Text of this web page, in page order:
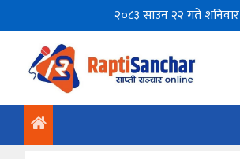
२०८३ साउन २२ गते शनिवार